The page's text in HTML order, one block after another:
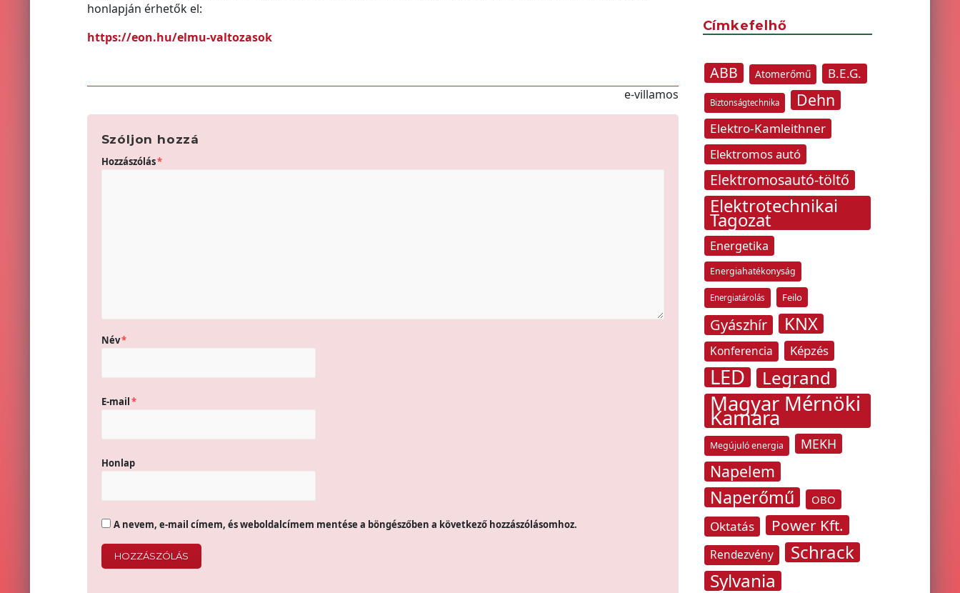
honlapján érhetők el:
https://eon.hu/elmu-valtozasok
e-villamos
Szóljon hozzá
Hozzászólás*
Név*
E-mail*
Honlap
A nevem, e-mail címem, és weboldalcímem mentése a böngészőben a következő hozzászólásomhoz.
Címkefelhő
ABB Atomerőmű B.E.G.
Biztonságtechnika Dehn
Elektro-Kamleithner
Elektromos autó
Elektromosautó-töltő
Elektrotechnikai
Tagozat
Energetika
Energiahatékonyság
Energiatárolás Feilo
Gyászhír KNX
Konferencia Képzés
LED Legrand
Magyar Mérnöki
Kamara
Megújuló energia MEKH
Napelem
Naperőmű OBO
Oktatás Power Kft.
Rendezvény
Schrack
Sylvania